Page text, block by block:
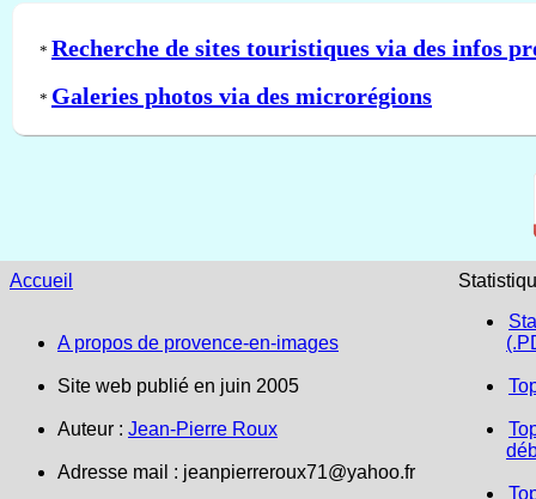
* Recherche de sites touristiques via des infos
* Galeries photos via des microrégions
Accueil
A propos de provence-en-images
Site web publié en juin 2005
Auteur : Jean-Pierre Roux
Adresse mail : jeanpierreroux71@yahoo.fr